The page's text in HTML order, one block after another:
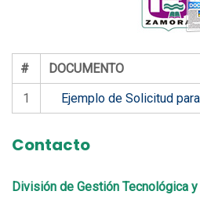
# DOCUMENTO
1
Ejemplo de Solicitud
Contacto
División de Gestión Tecnológica